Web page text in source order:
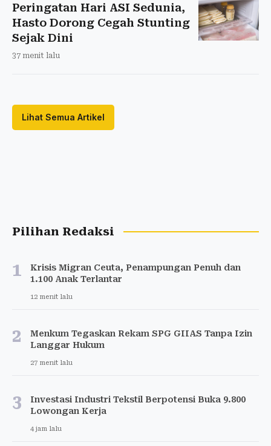
Peringatan Hari ASI Sedunia,
Hasto Dorong Cegah Stunting
Sejak Dini
37 menit lalu
Lihat Semua Artikel
Pilihan Redaksi
1
Krisis Migran Ceuta, Penampungan Penuh dan
1.100 Anak Terlantar
12 menit lalu
2
Menkum Tegaskan Rekam SPG GIIAS Tanpa Izin
Langgar Hukum
27 menit lalu
3
Investasi Industri Tekstil Berpotensi Buka 9.800
Lowongan Kerja
4 jam lalu